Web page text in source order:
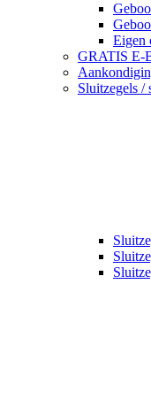
Eigen
GRATIS E-
Sluitzegels /